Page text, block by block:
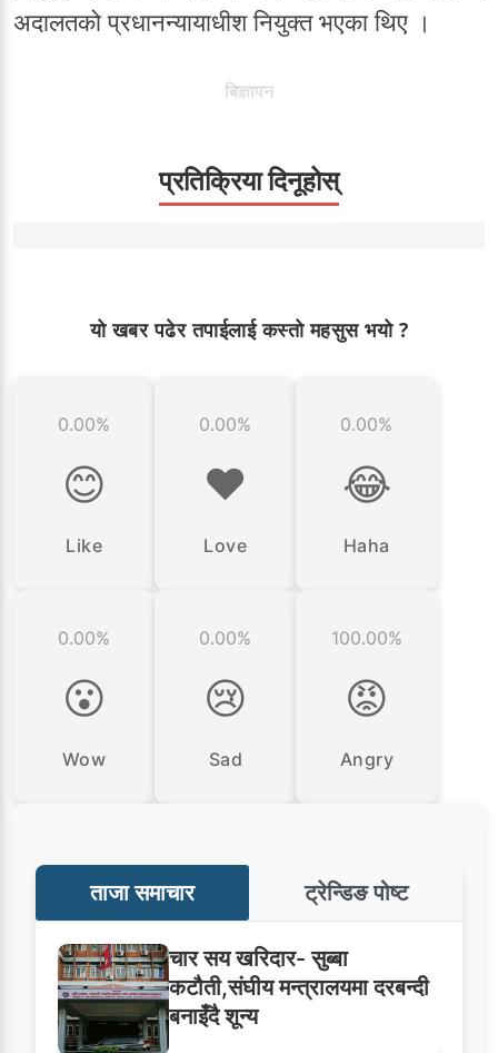
अदालतको प्रधानन्यायाधीश नियुक्त भएका थिए ।
बिज्ञापन
प्रतिक्रिया दिनूहोस्
यो खबर पढेर तपाईलाई कस्तो महसुस भयो ?
0.00%
😊
Like
0.00%
❤️
Love
0.00%
😂
Haha
0.00%
😮
Wow
0.00%
😢
Sad
100.00%
😡
Angry
ताजा समाचार ट्रेन्डिङ पोष्ट
चार सय खरिदार- सुब्बा
कटौती,संघीय मन्त्रालयमा दरबन्दी
बनाइँदै शून्य